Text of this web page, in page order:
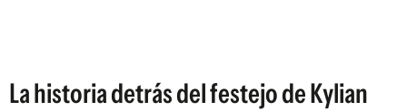
La historia detrás del festejo de Kylian